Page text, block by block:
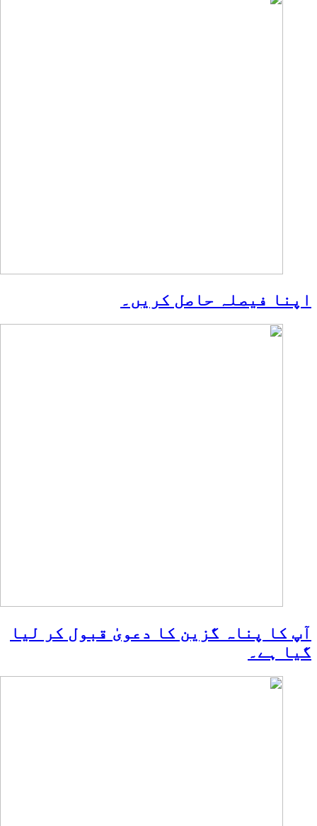
اپنا فیصلہ حاصل کریں۔
آپ کا پناہ گزین کا دعویٰ قبول کر لیا
گیا ہے۔